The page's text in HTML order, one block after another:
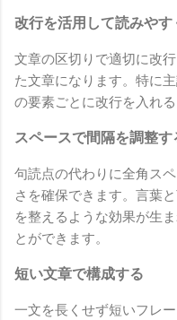
改行を活用して読みやす
文章の区切りで適切に改
た文章になります。特に
の要素ごとに改行を入れ
スペースで間隔を調整す
句読点の代わりに全角ス
さを確保できます。言葉
を整えるような効果が生
とができます。
短い文章で構成する
一文を長くせず短いフレ